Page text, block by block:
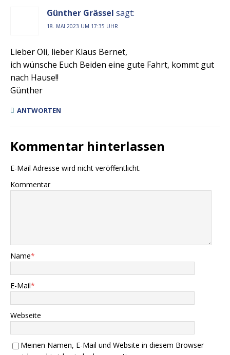
Günther Grässel sagt:
18. MAI 2023 UM 17:35 UHR
Lieber Oli, lieber Klaus Bernet,
ich wünsche Euch Beiden eine gute Fahrt, kommt gut
nach Hause!!
Günther
ANTWORTEN
Kommentar hinterlassen
E-Mail Adresse wird nicht veröffentlicht.
Kommentar
Name*
E-Mail*
Webseite
Meinen Namen, E-Mail und Website in diesem Browser